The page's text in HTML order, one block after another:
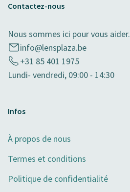
Contactez-nous
Nous sommes ici pour vous aider.
info@lensplaza.be
+31 85 401 1975
Lundi- vendredi, 09:00 - 14:30
Infos
À propos de nous
Termes et conditions
Politique de confidentialité